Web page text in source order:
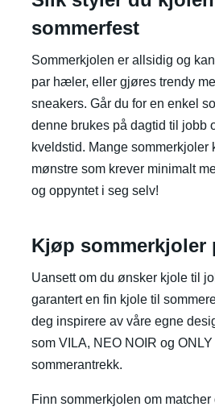
sommerfest
Sommerkjolen er allsidig og
par hæler, eller gjøres trendy
sneakers. Går du for en enkel
denne brukes på dagtid til jobb
kveldstid. Mange sommerkjoler
mønstre som krever minimalt
og oppyntet i seg selv!
Kjøp sommerkjoler
Uansett om du ønsker kjole til
garantert en fin kjole til
deg inspirere av våre egne
som VILA, NEO NOIR og
sommerantrekk.
Finn sommerkjolen om